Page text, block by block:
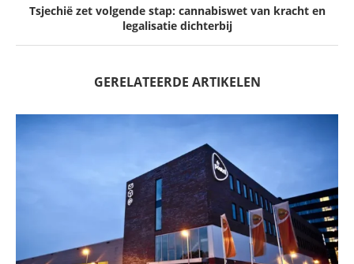
Tsjechië zet volgende stap: cannabiswet van kracht en
legalisatie dichterbij
GERELATEERDE ARTIKELEN